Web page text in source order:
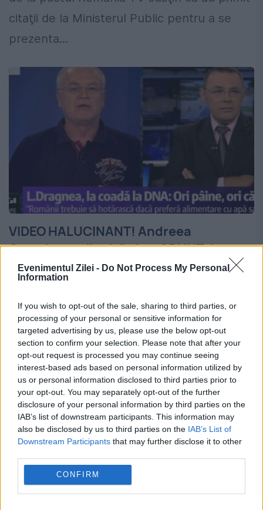
Evenimentul Zilei - Do Not Process My Personal
Information
If you wish to opt-out of the sale, sharing to third parties, or
processing of your personal or sensitive information for
targeted advertising by us, please use the below opt-out
section to confirm your selection. Please note that after your
opt-out request is processed you may continue seeing
interest-based ads based on personal information utilized by
us or personal information disclosed to third parties prior to
your opt-out. You may separately opt-out of the further
disclosure of your personal information by third parties on the
IAB’s list of downstream participants. This information may
also be disclosed by us to third parties on the IAB’s List of
Downstream Participants that may further disclose it to other
CONFIRM
citaţii de la Ministerul Public pentru a se
prezenta...
VIDEO HALUCINANT! Andreea
Crețulescu, jignită și ea CRUNT de
Nicolicea! Deputatul, dat afară cu
FORȚA din platoul Realitatea!
14 IUNIE 2016
Nici Andreea Crețulescu n-a scăpat de furia
deputatului Eugen Nicolicea, care aseară a
fost dat afară de la Digi 24! După ce a
jignit-o și pe Crețuleasca, Nicolicea a fost...